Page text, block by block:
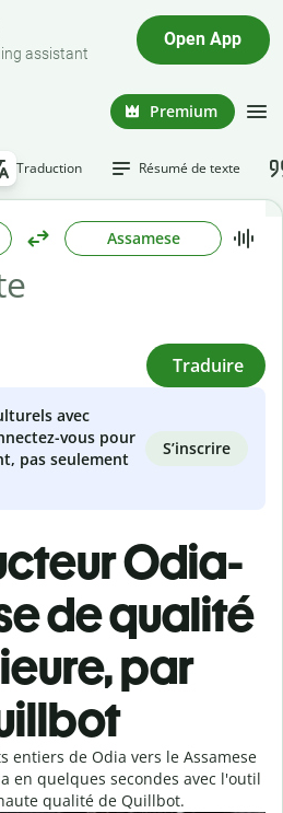
assistant
Open App
Premium
Traduction Résumé de texte
Assamese
Traduire
avec
vous pour
pas seulement
S’inscrire
Odia-
de qualité
par
entiers de Odia vers le Assamese
en quelques secondes avec l'outil
qualité de Quillbot.